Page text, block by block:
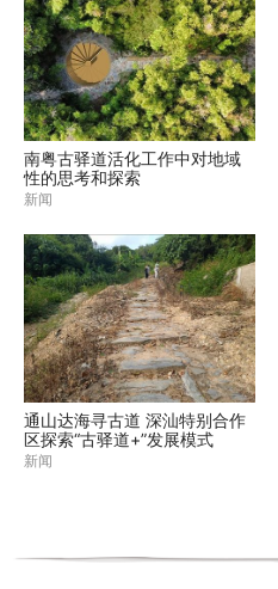
南粤古驿道活化工作中对地域
性的思考和探索
新闻
通山达海寻古道 深汕特别合作
区探索“古驿道+”发展模式
新闻